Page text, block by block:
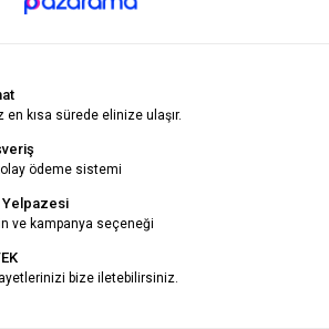
en kısa sürede elinize ulaşır.
ödeme sistemi
Yelpazesi
ve kampanya seçeneği
bize iletebilirsiniz.